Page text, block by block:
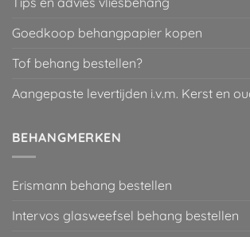
Goedkoop behangpapier kopen
Tof behang bestellen?
Aangepaste levertijden i.v.m. Kerst en
BEHANGMERKEN
Erismann behang bestellen
Intervos glasweefsel behang bestellen